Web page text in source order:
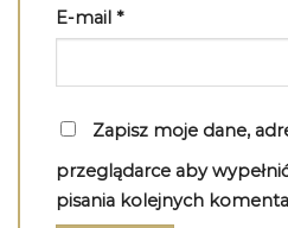
E-mail *
Zapisz moje dane,
przeglądarce aby
pisania kolejnych